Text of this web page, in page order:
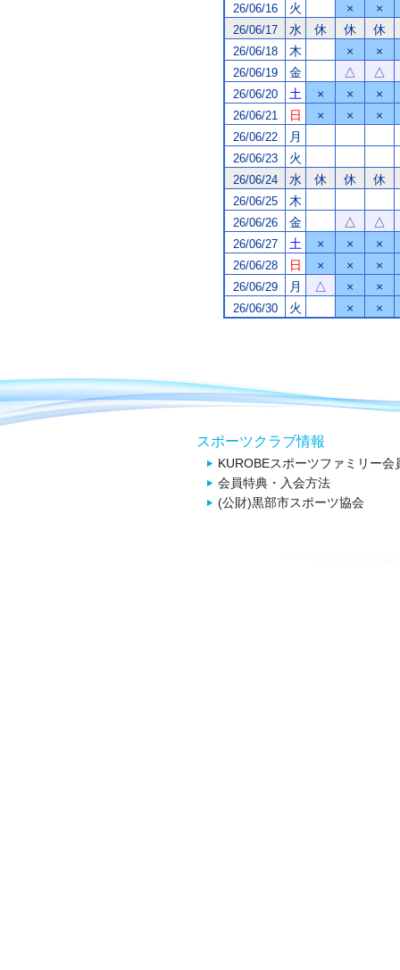
26/06/16 火 × ×
26/06/17 水 休 休 休
26/06/18 木 × ×
26/06/19 金 △ △
26/06/20 土 × × ×
26/06/21 日 × × ×
26/06/22 月
26/06/23 火
26/06/24 水 休 休 休
26/06/25 木
26/06/26 金 △ △
26/06/27 土 × × ×
26/06/28 日 × × ×
26/06/29 月 △ × ×
26/06/30 火 × ×
スポーツクラブ情報
KUROBEスポーツファミリー会
会員特典・入会方法
(公財)黒部市スポーツ協会